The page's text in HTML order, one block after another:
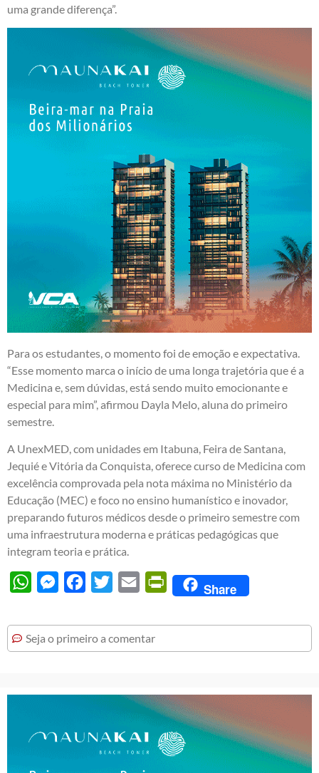
uma grande diferença”.
Para os estudantes, o momento foi de emoção e expectativa.
“Esse momento marca o início de uma longa trajetória que é a
Medicina e, sem dúvidas, está sendo muito emocionante e
especial para mim”, afirmou Dayla Melo, aluna do primeiro
semestre.
A UnexMED, com unidades em Itabuna, Feira de Santana,
Jequié e Vitória da Conquista, oferece curso de Medicina com
excelência comprovada pela nota máxima no Ministério da
Educação (MEC) e foco no ensino humanístico e inovador,
preparando futuros médicos desde o primeiro semestre com
uma infraestrutura moderna e práticas pedagógicas que
integram teoria e prática.
WhatsAppMessengerFacebook
Twitter Email PrintFriendly
Share
Seja o primeiro a comentar